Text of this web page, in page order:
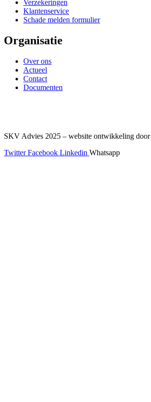
Verzekeringen
Klantenservice
Schade melden formulier
Organisatie
Over ons
Actueel
Contact
Documenten
SKV Advies 2025 – website ontwikkeling door
Twitter Facebook Linkedin Whatsapp